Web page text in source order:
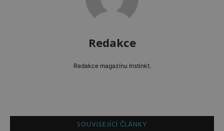
Redakce
Redakce magazínu Instinkt.
SOUVISEJÍCÍ ČLÁNKY